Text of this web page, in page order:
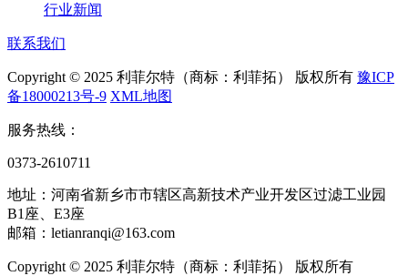
行业新闻
联系我们
Copyright © 2025 利菲尔特（商标：利菲拓） 版权所有 豫ICP
备18000213号-9 XML地图
服务热线：
0373-2610711
地址：河南省新乡市市辖区高新技术产业开发区过滤工业园
B1座、E3座
邮箱：letianranqi@163.com
Copyright © 2025 利菲尔特（商标：利菲拓） 版权所有